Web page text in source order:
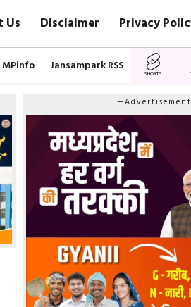
Us Disclaimer Privacy
MPinfo Jansampark RSS
SHORTS